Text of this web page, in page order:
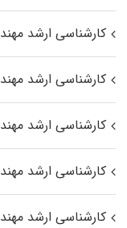
کارشناسی ارشد
کارشناسی ارشد
کارشناسی ارشد
کارشناسی ارشد
کارشناسی ارشد